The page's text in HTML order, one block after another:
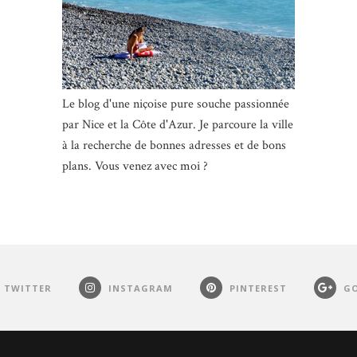
Le blog d'une niçoise pure souche passionnée
par Nice et la Côte d'Azur. Je parcoure la ville
à la recherche de bonnes adresses et de bons
plans. Vous venez avec moi ?
TWITTER INSTAGRAM PINTEREST